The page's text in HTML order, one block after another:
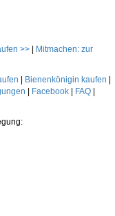
>>
Mitmachen: zur
Bienenkönigin kaufen
Facebook FAQ